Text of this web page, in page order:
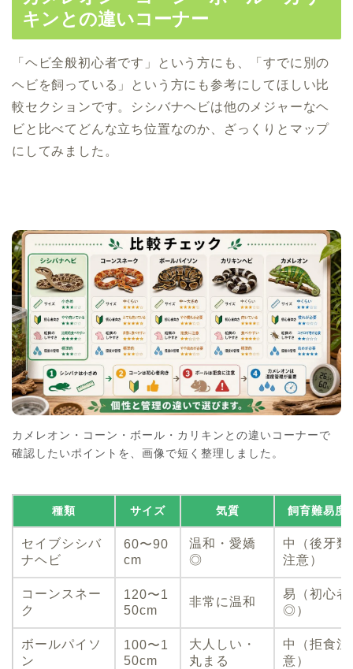
キンとの違いコーナー
「ヘビ全般初心者です」という方にも、「すでに別の
ヘビを飼っている」という方にも参考にしてほしい比
較セクションです。シシバナヘビは他のメジャーなヘ
ビと比べてどんな立ち位置なのか、ざっくりとマップ
にしてみました。
カメレオン・コーン・ボール・カリキンとの違いコーナーで
確認したいポイントを、画像で短く整理しました。
種類 サイズ 気質 飼育難易度
セイブシシバ
ナヘビ
60〜90
cm
温和・愛嬌
◎
中（後牙類
注意）
コーンスネー
ク
120〜1
50cm
非常に温和
易（初心者
◎）
ボールパイソ
ン
100〜1
50cm
大人しい・
丸まる
中（拒食注
意）